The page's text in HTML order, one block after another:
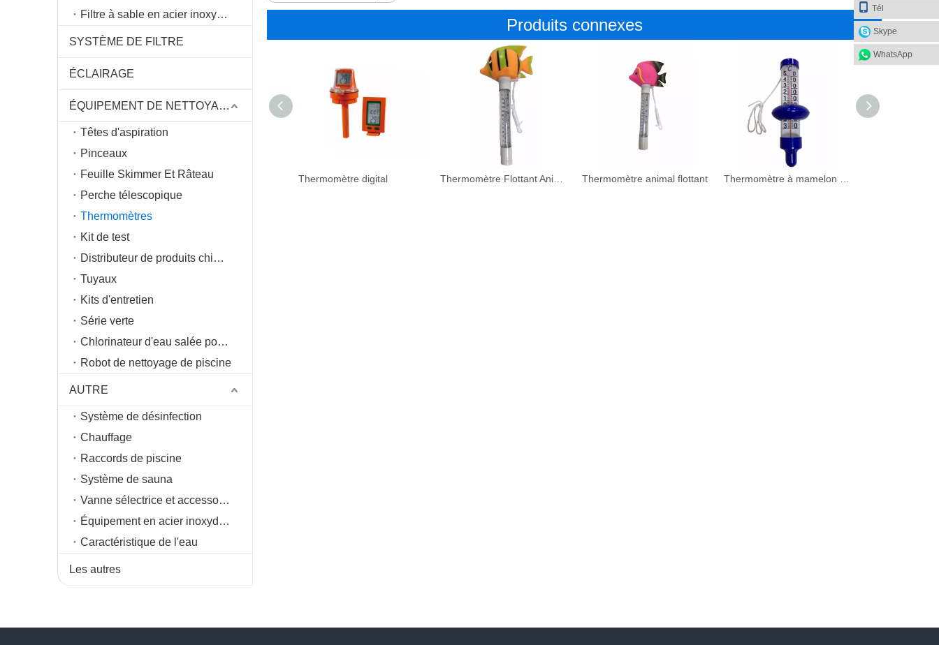
Filtre à sable en acier inoxydable
SYSTÈME DE FILTRE
ÉCLAIRAGE
ÉQUIPEMENT DE NETTOYAGE
Têtes d'aspiration
Pinceaux
Feuille Skimmer Et Râteau
Perche télescopique
Thermomètres
Kit de test
Distributeur de produits chimiques
Tuyaux
Kits d'entretien
Série verte
Chlorinateur d'eau salée pour piscine
Robot de nettoyage de piscine
AUTRE
Système de désinfection
Chauffage
Raccords de piscine
Système de sauna
Vanne sélectrice et accessoires
Équipement en acier inoxydable
Caractéristique de l'eau
Les autres
Produits connexes
Thermomètre digital Thermomètre animal flottant
Tél
Skype
WhatsApp